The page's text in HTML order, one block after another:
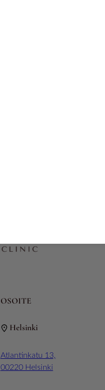
OSOITE
Helsinki
Atlantinkatu 13,
00220 Helsinki